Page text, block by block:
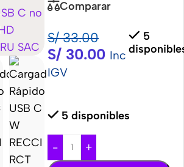
Comparar
S/33.00
S/ 30.00 Inc
IGV
5
5 disponibles
- +